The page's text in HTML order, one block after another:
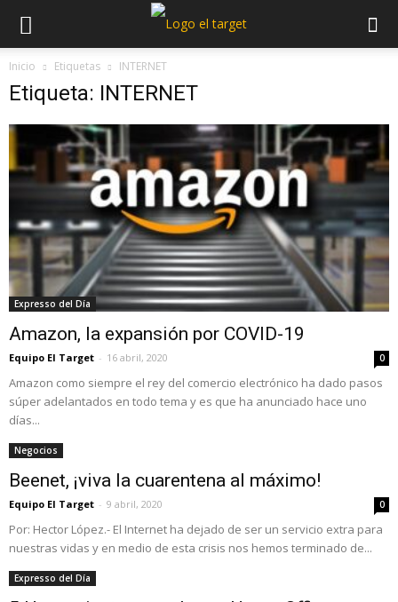
Inicio Etiquetas INTERNET
Etiqueta: INTERNET
Expresso del Día
Amazon, la expansión por COVID-19
Equipo El Target - 16 abril, 2020 0
Amazon como siempre el rey del comercio electrónico ha dado pasos
súper adelantados en todo tema y es que ha anunciado hace uno
días...
Negocios
Beenet, ¡viva la cuarentena al máximo!
Equipo El Target - 9 abril, 2020 0
Por: Hector López.- El Internet ha dejado de ser un servicio extra para
nuestras vidas y en medio de esta crisis nos hemos terminado de...
Expresso del Día